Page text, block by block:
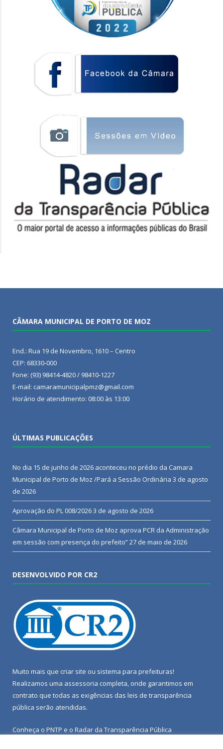
CÂMARA MUNICIPAL DE PORTO DE MOZ
End.: Rua 19 de Novembro, 1610 – Centro
CEP: 68330-000
Fone: (93) 98414-4820 / 98410-1227
E-mail: camaramunicipalpmz@gmail.com
Horário de atendimento: 08:00 às 13:00
ÚLTIMAS PUBLICAÇÕES
No dia 15 de junho de 2026 aconteceu no prédio da Camara
Municipal de Porto de Moz /Pará a Sessão Ordinária 3 de agosto
de 2026
Aprovação do PL 008/20263 de agosto de 2026
Câmara Municipal de Porto de Moz aprova PCR da Administração
em sessão com presença do prefeito”27 de maio de 2026
DESENVOLVIDO POR CR2
Muito mais que criar site ou sistema para prefeituras!
Realizamos uma assessoria completa, onde garantimos em
contrato que todas as exigências das leis de transparência
pública serão atendidas.
Conheça o PNTP e o Radar da Transparência Pública